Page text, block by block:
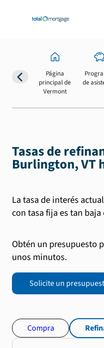
Página
principal de
Vermont
de
Tasas de
Burlington, VT
La tasa de interés
con tasa fija es tan baja
Obtén un presupuesto
unos minutos.
Solicite un
Compra